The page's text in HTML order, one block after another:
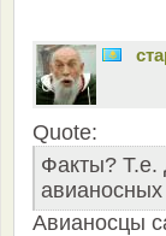
Quote:
Факты? Т.е.
Авианосцы